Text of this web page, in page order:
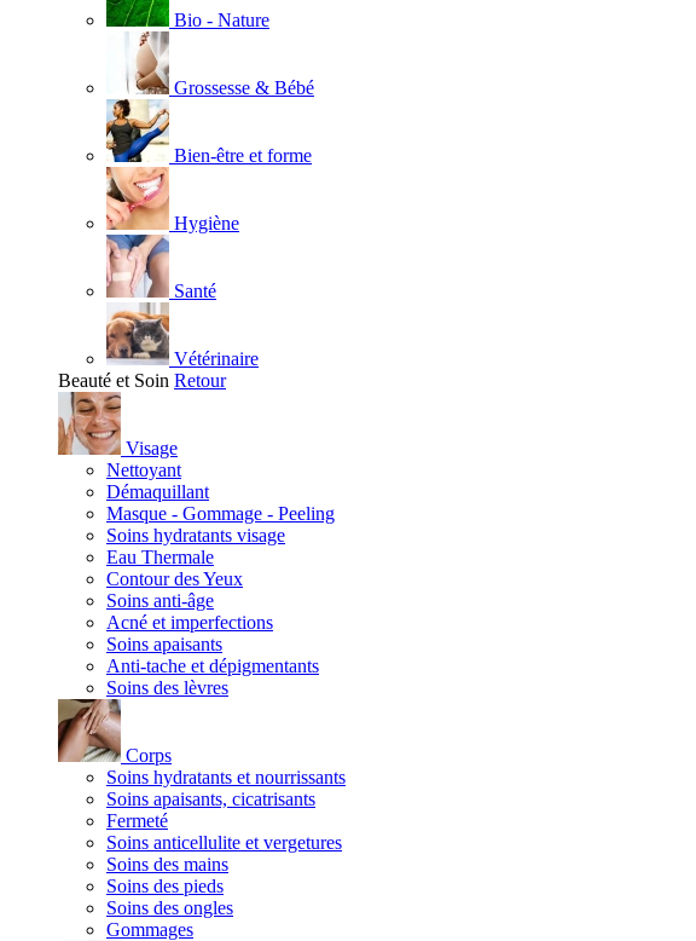
Bio - Nature
Grossesse & Bébé
Bien-être et forme
Hygiène
Santé
Vétérinaire
Beauté et Soin Retour
Visage
Nettoyant
Démaquillant
Masque - Gommage - Peeling
Soins hydratants visage
Eau Thermale
Contour des Yeux
Soins anti-âge
Acné et imperfections
Soins apaisants
Anti-tache et dépigmentants
Soins des lèvres
Corps
Soins hydratants et nourrissants
Soins apaisants, cicatrisants
Fermeté
Soins anticellulite et vergetures
Soins des mains
Soins des pieds
Soins des ongles
Gommages